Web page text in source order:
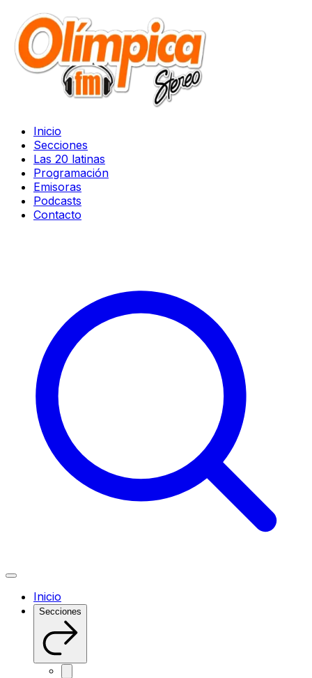
Inicio
Secciones
Las 20 latinas
Programación
Emisoras
Podcasts
Contacto
Inicio
Secciones